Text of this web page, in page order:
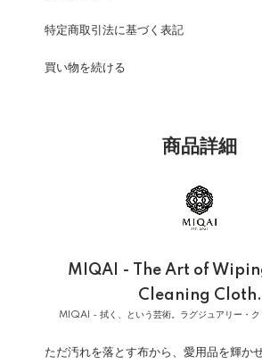
特定商取引法に基づく表記
買い物を続ける
商品詳細
MIQAI - The Art of
Cleaning Cloth.
MIQAI - 拭く、という芸術。ラグジュアリー・ク
ただ汚れを落とす布から、愛用品を輝か